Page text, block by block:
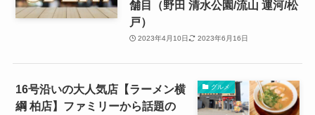
舗目（野田 清水公園/流山 運河/松
戸）
2023年4月10日 2023年6月16日
グルメ
16号沿いの大人気店【ラーメン横
綱 柏店】ファミリーから話題の